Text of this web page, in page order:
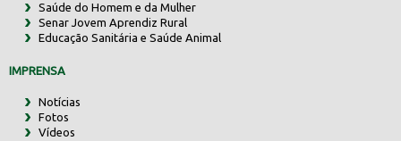
Saúde do Homem e da Mulher
Senar Jovem Aprendiz Rural
Educação Sanitária e Saúde Animal
IMPRENSA
Notícias
Fotos
Vídeos